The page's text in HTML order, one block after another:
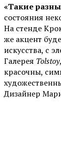
«Такие
состояния
На стенде
же акцент
искусства, с
Галерея Tolstoy
красочны,
Дизайнер